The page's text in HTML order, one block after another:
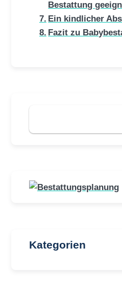
Bestattung
Ein kindlicher
Fazit zu
Suchen
Kategorien